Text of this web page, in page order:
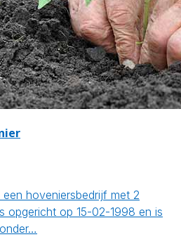
hoveniersbedrijf met 2
opgericht op 15-02-1998 en is